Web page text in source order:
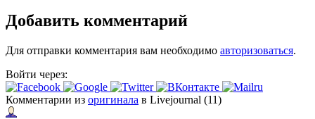
Добавить комментарий
Для отправки комментария вам необходимо авторизоваться.
Войти через:
Комментарии из оригинала в Livejournal (11)